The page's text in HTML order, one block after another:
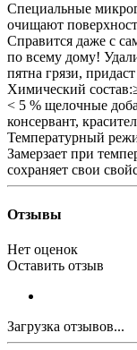
Специальные
очищают
Справится даже с
по всему дому!
пятна грязи,
Химический
< 5 % щелочные
консервант,
Температурный
Замерзает при
сохраняет свои
Отзывы
Нет оценок
Оставить отзыв
Загрузка отзывов...